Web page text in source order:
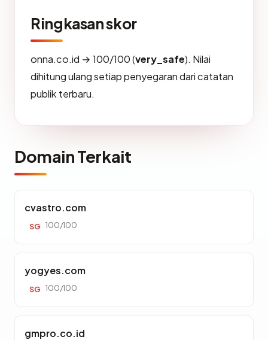
Ringkasan skor
onna.co.id → 100/100 (very_safe). Nilai
dihitung ulang setiap penyegaran dari catatan
publik terbaru.
Domain Terkait
cvastro.com
SG 100/100
yogyes.com
SG 100/100
gmpro.co.id